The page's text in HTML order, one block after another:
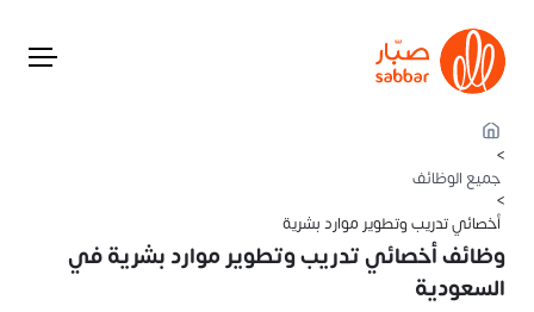
>
جميع الوظائف
>
أخصائي تدريب وتطوير موارد بشرية
وظائف أخصائي تدريب وتطوير موارد بشرية في
السعودية